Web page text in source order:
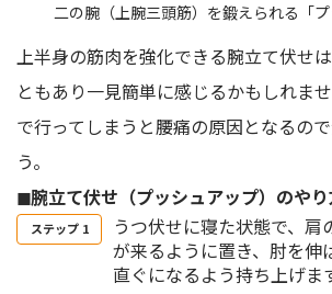
二の腕（上腕三頭筋）を鍛えられる「プ
上半身の筋肉を強化できる腕立て伏せ
ともあり一見簡単に感じるかもしれま
で行ってしまうと腰痛の原因となるの
う。
◼︎腕立て伏せ（プッシュアップ）のや
うつ伏せに寝た状態で、肩
が来るように置き、肘を伸
直ぐになるよう持ち上げま